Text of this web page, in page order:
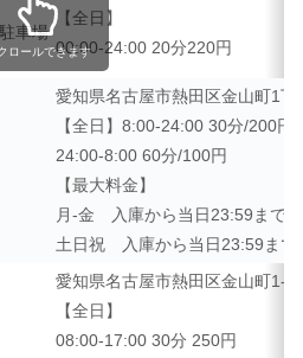
車場
【全日】
00:00-24:00 20分220円
愛知県名古屋市熱田区金山町1丁
【全日】 8:00-24:00 30分/200円
24:00-8:00 60分/100円
【最大料金】
月-金 入庫から当日23:59まで
土日祝 入庫から当日23:59まで
愛知県名古屋市熱田区金山町1-8
【全日】
08:00-17:00 30分 250円
ロールできます